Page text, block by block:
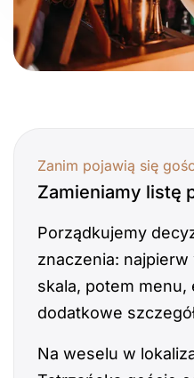
Zanim pojawią się
Zamieniamy listę
Porządkujemy
znaczenia:
skala, potem menu,
dodatkowe
Na weselu w